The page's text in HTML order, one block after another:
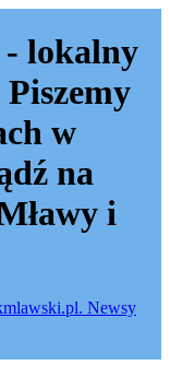
- lokalny
w
na
i